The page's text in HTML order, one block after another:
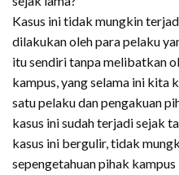
Kasus ini tidak mungkin
dilakukan oleh para pelaku
itu sendiri tanpa melibatkan
kampus, yang selama ini kita
satu pelaku dan pengakuan
kasus ini sudah terjadi sejak
kasus ini bergulir, tidak
sepengetahuan pihak